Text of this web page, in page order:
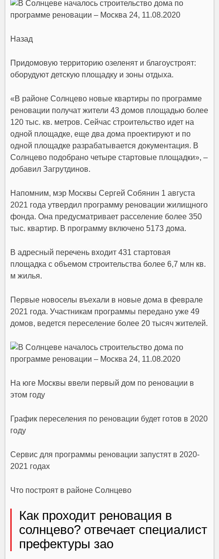
Назад
Придомовую территорию озеленят и благоустроят:
оборудуют детскую площадку и зоны отдыха.
«В районе Солнцево новые квартиры по программе
реновации получат жители 43 домов площадью более
120 тыс. кв. метров. Сейчас строительство идет на
одной площадке, еще два дома проектируют и по
одной площадке разрабатывается документация. В
Солнцево подобрано четыре стартовые площадки», –
добавилЗагрутдинов.
Напомним, мэр МосквыСергей Собянин 1 августа
2021 года утвердил программу реновации жилищного
фонда. Она предусматривает расселение более 350
тыс. квартир. В программу включено 5173 дома.
В адресный перечень входит431 стартовая
площадка с объемом строительства более 6,7 млн кв.
мжилья.
Первые новоселы въехали в новые дома в феврале
2021 года. Участникам программы передано уже 49
домов, ведется переселение более 20 тысяч жителей.
На юге Москвы ввели первый дом по реновации в
этом году
График переселения по реновации будет готов в 2020
году
Сервис для программы реновации запустят в 2020-
2021 годах
Что построят в районе Солнцево
Как проходит реновация в
солнцево? отвечает специалист
префектуры зао